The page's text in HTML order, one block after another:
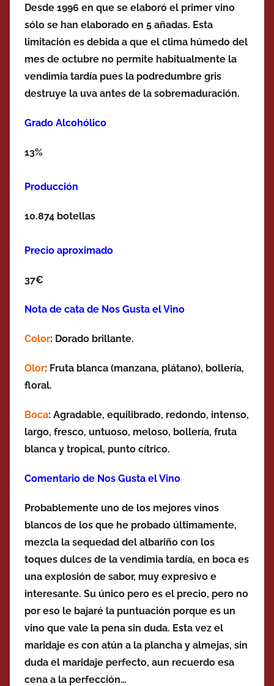
Desde 1996 en que se elaboró el primer vino
sólo se han elaborado en 5 añadas. Esta
limitación es debida a que el clima húmedo del
mes de octubre no permite habitualmente la
vendimia tardía pues la podredumbre gris
destruye la uva antes de la sobremaduración.
Grado Alcohólico
13%
Producción
10.874 botellas
Precio aproximado
37€
Nota de cata de Nos Gusta el Vino
Color: Dorado brillante.
Olor: Fruta blanca (manzana, plátano), bollería,
floral.
Boca: Agradable, equilibrado, redondo, intenso,
largo, fresco, untuoso, meloso, bollería, fruta
blanca y tropical, punto cítrico.
Comentario de Nos Gusta el Vino
Probablemente uno de los mejores vinos
blancos de los que he probado últimamente,
mezcla la sequedad del albariño con los
toques dulces de la vendimia tardía, en boca es
una explosión de sabor, muy expresivo e
interesante. Su único pero es el precio, pero no
por eso le bajaré la puntuación porque es un
vino que vale la pena sin duda. Esta vez el
maridaje es con atún a la plancha y almejas, sin
duda el maridaje perfecto, aun recuerdo esa
cena a la perfección…